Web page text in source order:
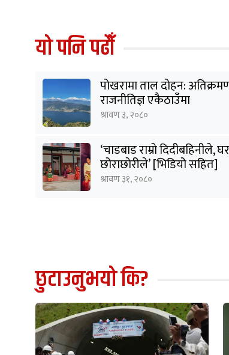
यो पनि पढौँ
पोखरामा ताल दोहन:
राजनीतिज्ञ एकैठाउँमा
श्रावण ३, २०८०
‘चाडबाड राम्राे दिदीबहिनीले,
छोराछाेरीले’ [भिडियो सहित]
श्रावण ३१, २०८०
छुटाउनुभयो कि?